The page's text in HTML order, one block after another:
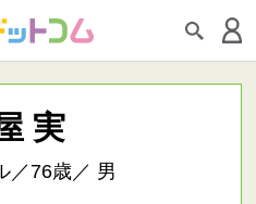
実
／76歳／ 男